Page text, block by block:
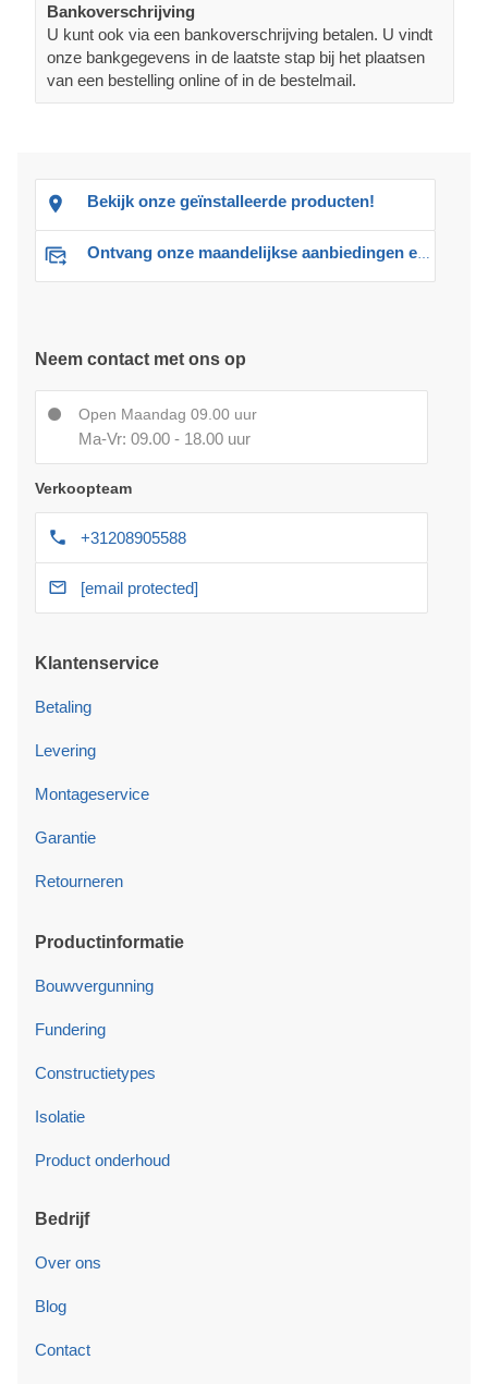
Bankoverschrijving
U kunt ook via een bankoverschrijving betalen. U vindt
onze bankgegevens in de laatste stap bij het plaatsen
van een bestelling online of in de bestelmail.
Bekijk onze geïnstalleerde producten!
Ontvang onze maandelijkse aanbiedingen en advies
Neem contact met ons op
Open Maandag 09.00 uur
Ma-Vr: 09.00 - 18.00 uur
Verkoopteam
+31208905588
[email protected]
Klantenservice
Betaling
Levering
Montageservice
Garantie
Retourneren
Productinformatie
Bouwvergunning
Fundering
Constructietypes
Isolatie
Product onderhoud
Bedrijf
Over ons
Blog
Contact